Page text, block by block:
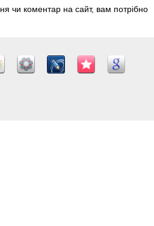
чи коментар на сайт, вам потрібно